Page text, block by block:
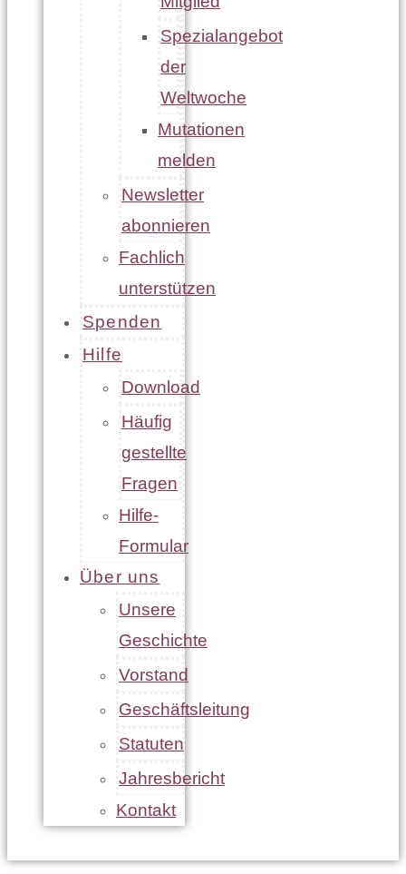
Spezialangebot
der
Weltwoche
Mutationen
melden
Newsletter
abonnieren
Fachlich
unterstützen
Spenden
Hilfe
Download
Häufig
gestellte
Fragen
Hilfe-
Formular
Über uns
Unsere
Geschichte
Vorstand
Geschäftsleitung
Statuten
Jahresbericht
Kontakt